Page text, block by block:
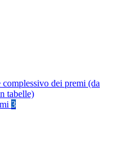
dei premi (da
tabelle)
3